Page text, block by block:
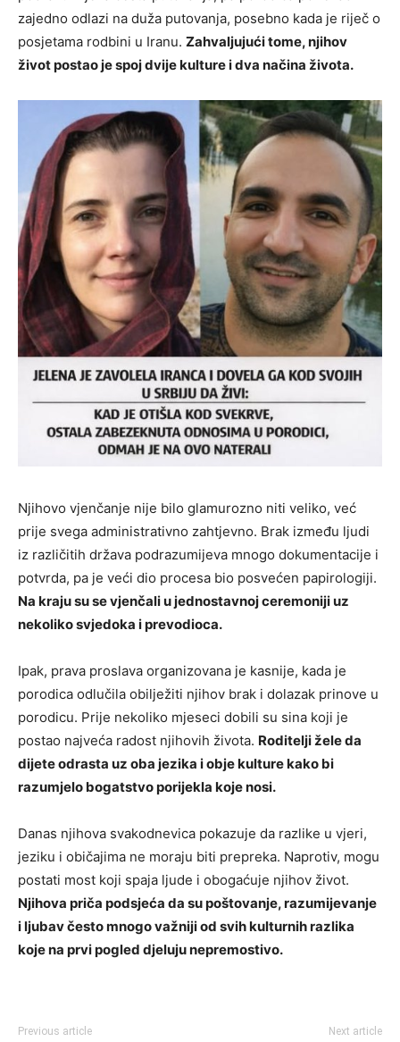
zajedno odlazi na duža putovanja, posebno kada je riječ o
posjetama rodbini u Iranu. Zahvaljujući tome, njihov
život postao je spoj dvije kulture i dva načina života.
Njihovo vjenčanje nije bilo glamurozno niti veliko, već
prije svega administrativno zahtjevno. Brak između ljudi
iz različitih država podrazumijeva mnogo dokumentacije i
potvrda, pa je veći dio procesa bio posvećen papirologiji.
Na kraju su se vjenčali u jednostavnoj ceremoniji uz
nekoliko svjedoka i prevodioca.
Ipak, prava proslava organizovana je kasnije, kada je
porodica odlučila obilježiti njihov brak i dolazak prinove u
porodicu. Prije nekoliko mjeseci dobili su sina koji je
postao najveća radost njihovih života. Roditelji žele da
dijete odrasta uz oba jezika i obje kulture kako bi
razumjelo bogatstvo porijekla koje nosi.
Danas njihova svakodnevica pokazuje da razlike u vjeri,
jeziku i običajima ne moraju biti prepreka. Naprotiv, mogu
postati most koji spaja ljude i obogaćuje njihov život.
Njihova priča podsjeća da su poštovanje, razumijevanje
i ljubav često mnogo važniji od svih kulturnih razlika
koje na prvi pogled djeluju nepremostivo.
Previous article Next article